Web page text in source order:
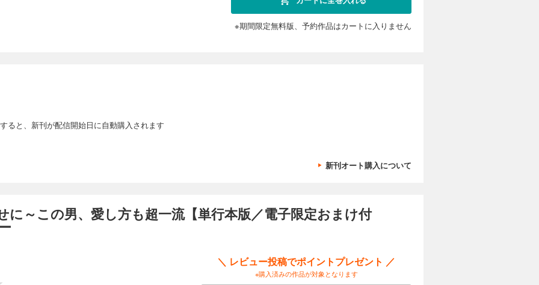
※期間限定無料版、予約作品はカートに入りません
ると、新刊が配信開始日に自動購入されます
新刊オート購入について
～この男、愛し方も超一流【単行本版／電子限定おまけ付
＼ レビュー投稿でポイントプレゼント ／
※購入済みの作品が対象となります